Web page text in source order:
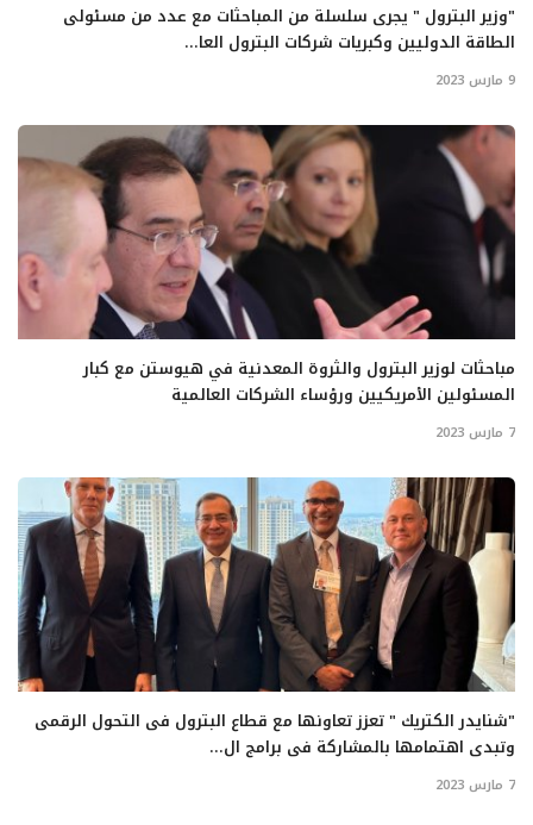
"وزير البترول " يجرى سلسلة من المباحثات مع عدد من مسئولى
الطاقة الدوليين وكبريات شركات البترول العا...
9 مارس 2023
مباحثات لوزير البترول والثروة المعدنية في هيوستن مع كبار
المسئولين الأمريكيين ورؤساء الشركات العالمية
7 مارس 2023
"شنايدر الكتريك " تعزز تعاونها مع قطاع البترول فى التحول الرقمى
وتبدى اهتمامها بالمشاركة فى برامج ال...
7 مارس 2023